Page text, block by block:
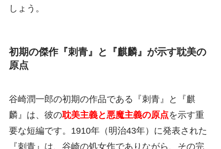
しょう。
初期の傑作『刺青』と『麒麟』が示す耽美の
原点
谷崎潤一郎の初期の作品である『刺青』と『麒
麟』は、彼の耽美主義と悪魔主義の原点を示す重
要な短編です。1910年（明治43年）に発表された
『刺青』は、谷崎の処女作でありながら、その完